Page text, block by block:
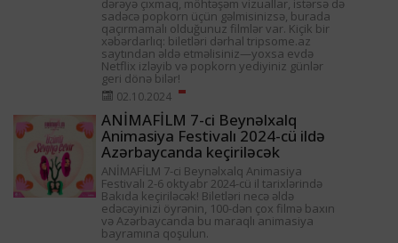
dərəyə çıxmaq, möhtəşəm vizuallar, istərsə də
sadəcə popkorn üçün gəlmisinizsə, burada
qaçırmamalı olduğunuz filmlər var. Kiçik bir
xəbərdarlıq: biletləri dərhal tripsome.az
saytından əldə etməlisiniz—yoxsa evdə
Netflix izləyib və popkorn yediyiniz günlər
geri dönə bilər!
02.10.2024
ANİMAFİLM 7-ci Beynəlxalq
Animasiya Festivalı 2024-cü ildə
Azərbaycanda keçiriləcək
ANİMAFİLM 7-ci Beynəlxalq Animasiya
Festivalı 2-6 oktyabr 2024-cü il tarixlərində
Bakıda keçiriləcək! Biletləri necə əldə
edəcəyinizi öyrənin, 100-dən çox filmə baxın
və Azərbaycanda bu maraqlı animasiya
bayramına qoşulun.